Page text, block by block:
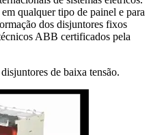
qualquer tipo de painel e para
dos disjuntores fixos
ABB certificados pela
de baixa tensão.